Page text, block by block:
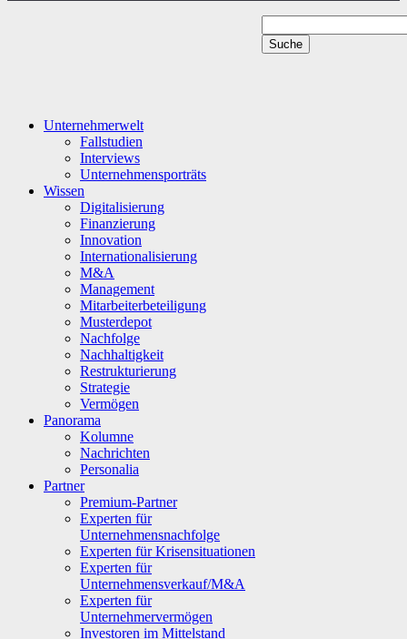
Unternehmerwelt
Fallstudien
Interviews
Unternehmensporträts
Wissen
Digitalisierung
Finanzierung
Innovation
Internationalisierung
M&A
Management
Mitarbeiterbeteiligung
Musterdepot
Nachfolge
Nachhaltigkeit
Restrukturierung
Strategie
Vermögen
Panorama
Kolumne
Nachrichten
Personalia
Partner
Premium-Partner
Experten für
Unternehmensnachfolge
Experten für Krisensituationen
Experten für
Unternehmensverkauf/M&A
Experten für
Unternehmervermögen
Investoren im Mittelstand